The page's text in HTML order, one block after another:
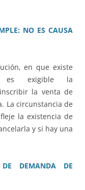
NO ES CAUSA
en que existe
es exigible la
la venta de
La circunstancia de
la existencia de
y si hay una
DEMANDA DE